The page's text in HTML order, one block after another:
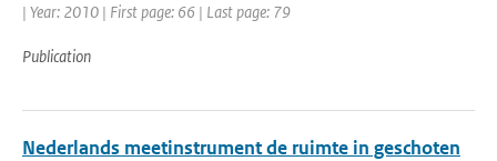
| Year: 2010 | First page: 66 | Last page: 79
Publication
Nederlands meetinstrument de ruimte in geschoten